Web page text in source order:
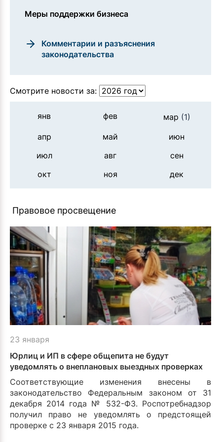
Меры поддержки бизнеса
Комментарии и разъяснения
законодательства
Смотрите новости за:
янв фев мар (1)
апр
май
июн
июл
авг
сен
окт
ноя дек
Правовое просвещение
23 января
Юрлиц и ИП в сфере общепита не будут
уведомлять о внеплановых выездных проверках
Соответствующие изменения внесены в
законодательство Федеральным законом от 31
декабря 2014 года № 532-ФЗ. Роспотребнадзор
получил право не уведомлять о предстоящей
проверке с 23 января 2015 года.